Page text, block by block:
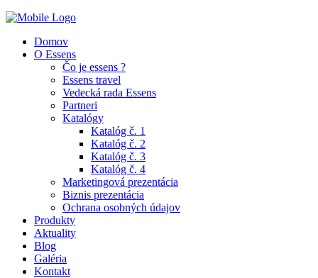
Domov
O Essens
Čo je essens ?
Essens travel
Vedecká rada Essens
Partneri
Katalógy
Katalóg č. 1
Katalóg č. 2
Katalóg č. 3
Katalóg č. 4
Marketingová prezentácia
Biznis prezentácia
Ochrana osobných údajov
Produkty
Aktuality
Blog
Galéria
Kontakt